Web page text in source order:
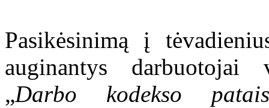
Pasikėsinimą į
auginantys darbuotojai
„Darbo kodekso